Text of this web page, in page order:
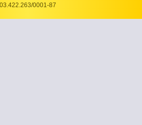
03.422.263/0001-87